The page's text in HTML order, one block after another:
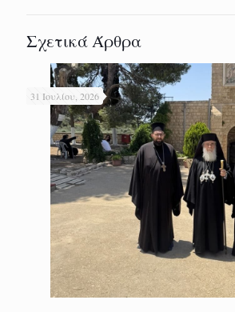
Σχετικά Άρθρα
31 Ιουλίου, 2026